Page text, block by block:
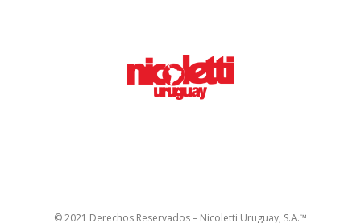
© 2021 Derechos Reservados – Nicoletti Uruguay, S.A.™